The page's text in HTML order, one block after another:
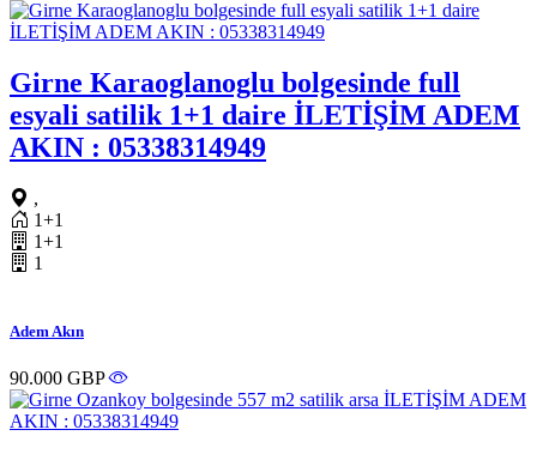
Girne Karaoglanoglu bolgesinde full
esyali satilik 1+1 daire İLETİŞİM ADEM
AKIN : 05338314949
,
1+1
1+1
1
Adem Akın
90.000 GBP